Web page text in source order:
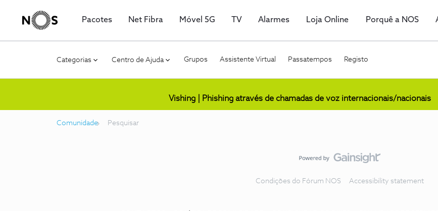
Pacotes Net Fibra Móvel 5G TV Alarmes Loja Online Porquê a NOS
Categorias Centro de Ajuda Grupos Assistente Virtual Passatempos Registo
Vishing | Phishing através de chamadas de voz internacionais/nacionais
Comunidade Pesquisar
Condições do Fórum NOS Accessibility statement